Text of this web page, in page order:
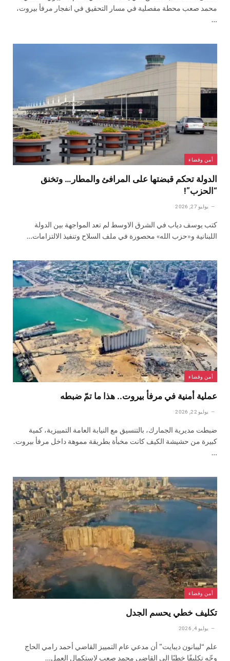
محمد صعب محطة مفصلية في مسار التحقيق في انفجار مرفأ بيروت،
…
أمن وقضاء
الدولة تحكم قبضتها على المرافئ والمطار… وتخنق
“الحزب”!
يوليو 27, 2026
كتب يوسف دياب في الشرق الاوسط لم تعد المواجهة بين الدولة
اللبنانية و«حزب الله» محصورة في ملف السلاح وتنفيذ الالتزامات…
أمن وقضاء
عملية أمنية في مرفأ بيروت.. هذا ما تمّ ضبطه
يوليو 22, 2026
ضبطت مديرية الجمارك، بالتنسيق مع النيابة العامة التمييزية، كمية
كبيرة من حشيشة الكيف كانت مخبأة بطريقة مموهة داخل مرفأ بيروت.
…
أمن وقضاء
تكليف خطي يحسم الجدل
يوليو 4, 2026
علم “ليبانون ديبايت” أن مدعي عام التمييز القاضي أحمد رامي الحاج
وجّه تكليفًا خطيًا إلى القاضي محمد صعب لاستكمال العمل…